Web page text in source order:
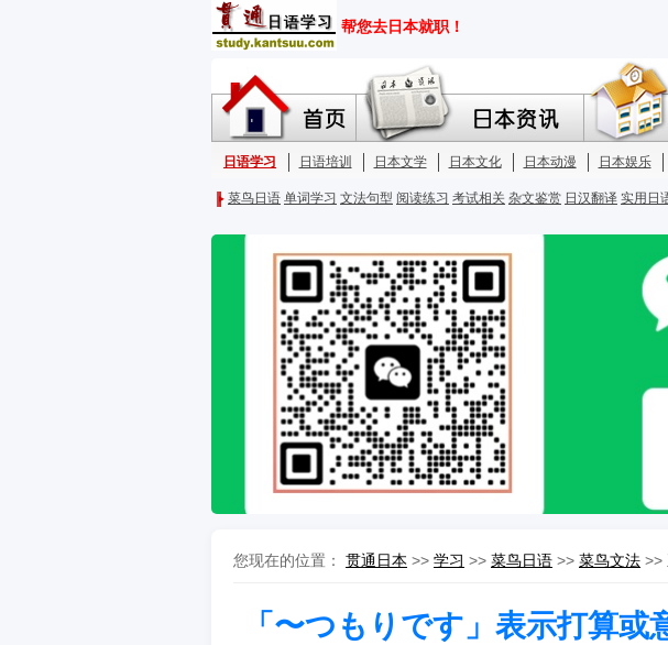
您现在的位置： 贯通日本 >> 学习 >> 菜鸟日语 >> 菜鸟文法 >>
「〜つもりです」表示打算或